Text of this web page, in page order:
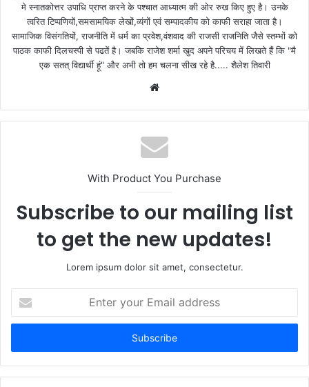
मे स्नातकोत्तर उपाधि प्राप्त करने के पश्चात आध्यात्म की ओर रुख किए हुए है। उनके
त्वरित टिप्पणियों,समसामयिक लेखों,व्यंगों एवं सम्पादकीय को काफी सराहा जाता है।
सामाजिक विसंगतियों, राजनीति में धर्म का प्रवेश,वंशवाद की राजसी राजनिति जैसे स्तम्भों को
पाठक काफी दिलचस्पी से पढतें है। जबकि राजेश शर्मा खुद अपने परिचय में लिखते हैं कि "मै
एक सतत् विद्यार्थी हूं" और अभी तो हम चलना सीख रहे है..... शैलेश तिवारी
b
s
i
e
With Product You Purchase
Subscribe to our mailing list
to get the new updates!
Lorem ipsum dolor sit amet, consectetur.
t
r
y